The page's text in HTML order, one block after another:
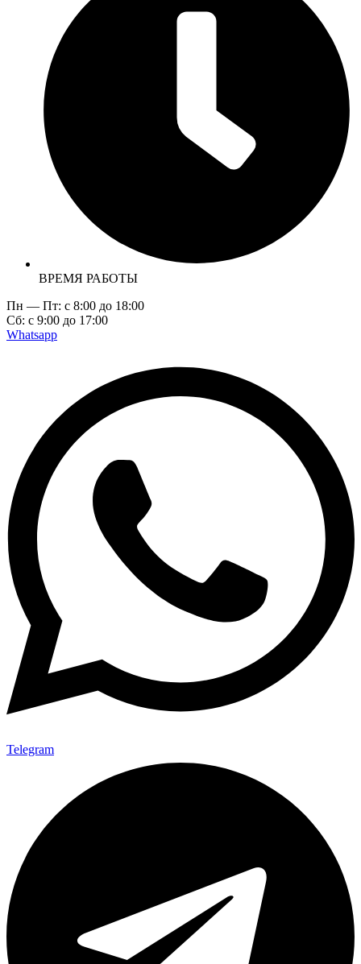
ВРЕМЯ РАБОТЫ
Пн — Пт: c 8:00 до 18:00
Сб: с 9:00 до 17:00
Whatsapp
Telegram